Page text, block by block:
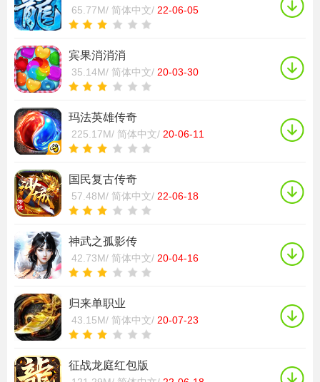
65.77M/ 简体中文/ 22-06-05
宾果消消消
35.14M/ 简体中文/ 20-03-30
玛法英雄传奇
225.17M/ 简体中文/ 20-06-11
国民复古传奇
57.48M/ 简体中文/ 22-06-18
神武之孤影传
42.73M/ 简体中文/ 20-04-16
归来单职业
43.15M/ 简体中文/ 20-07-23
征战龙庭红包版